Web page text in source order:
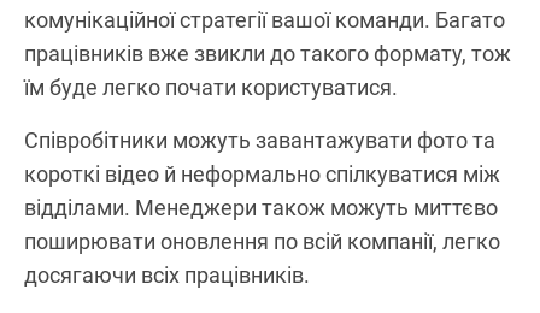
комунікаційної стратегії вашої команди. Багато
працівників вже звикли до такого формату, тож
їм буде легко почати користуватися.
Співробітники можуть завантажувати фото та
короткі відео й неформально спілкуватися між
відділами. Менеджери також можуть миттєво
поширювати оновлення по всій компанії, легко
досягаючи всіх працівників.